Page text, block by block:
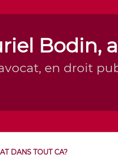
Bodin,
en droit
DANS TOUT CA?